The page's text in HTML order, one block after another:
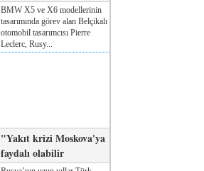
BMW X5 ve X6 modellerinin
tasarımında görev alan Belçikalı
otomobil tasarımcısı Pierre
Leclerc, Rusy...
"Yakıt krizi Moskova'ya
faydalı olabilir